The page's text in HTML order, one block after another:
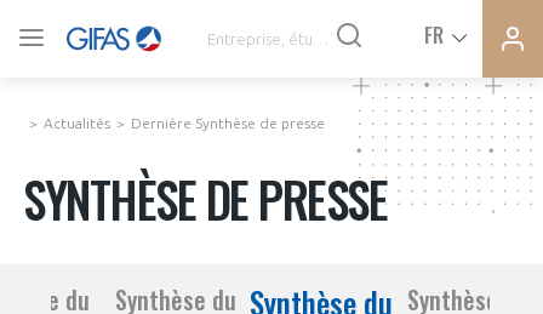
FR
Actualités Dernière Synthèse de presse
SYNTHÈSE DE PRESSE
du
Synthèse du Synthèse du Synthèse du
VOUS ÊTES ADHÉRENTS
DEMANDE D’ADHÉSION